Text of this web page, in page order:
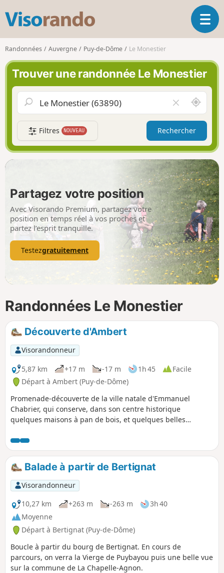
s
o
r
n
d
o
O
u
r
l
a
i
g
a
t
i
o
n
Randonnées Auvergne Puy-de-Dôme Le Monestier
Trouver une randonnée Le Monestier
i
d
e
r
l
e
c
h
a
m
p
A
u
t
u
r
d
e
m
o
i
Filtres NOUVEAU Rechercher
Partagez votre position
Avec Visorando Premium, partagez votre
position en temps réel à vos proches et
partez l’esprit tranquille.
Testezgratuitement
Randonnées Le Monestier
Découverte d'Ambert
Visorandonneur
5,87 km
+17 m -17 m 1h 45
Facile
Départ à Ambert (Puy-de-Dôme)
Promenade-découverte de la ville natale d'Emmanuel
Chabrier, qui conserve, dans son centre historique
quelques maisons à pan de bois, et quelques belles
seront pas oubliés, avec une visite du Jardin Chabrier, un
petit aller-retour le long du Ruisseau de Valeyre, et une
rencontre avec la Dore.
Balade à partir de Bertignat
Visorandonneur
10,27 km
+263 m -263 m
3h 40
Moyenne
Départ à Bertignat (Puy-de-Dôme)
Boucle à partir du bourg de Bertignat. En cours de
parcours, on verra la Vierge de Puybayou puis une belle vue
sur la commune de La Chapelle-Agnon.